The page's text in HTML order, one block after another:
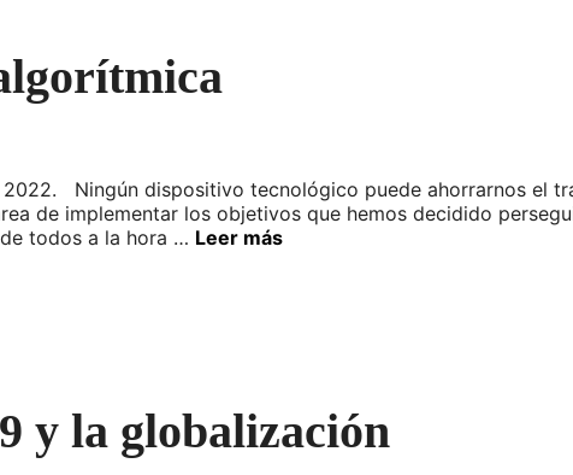
2022. Ningún dispositivo tecnológico puede ahorrarnos el
de implementar los objetivos que hemos decidido
todos a la hora … Leer más
y la globalización